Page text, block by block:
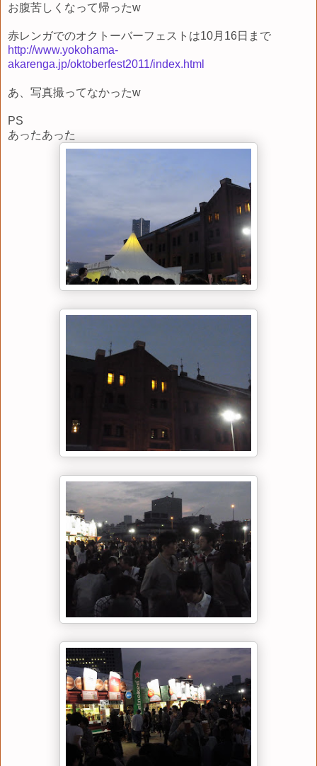
お腹苦しくなって帰ったw
赤レンガでのオクトーバーフェストは10月16日まで
http://www.yokohama-
akarenga.jp/oktoberfest2011/index.html
あ、写真撮ってなかったw
PS
あったあった